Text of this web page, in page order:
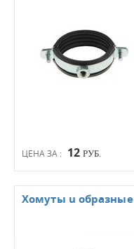
ЦЕНА ЗА : 12 РУБ.
Хомуты u образные